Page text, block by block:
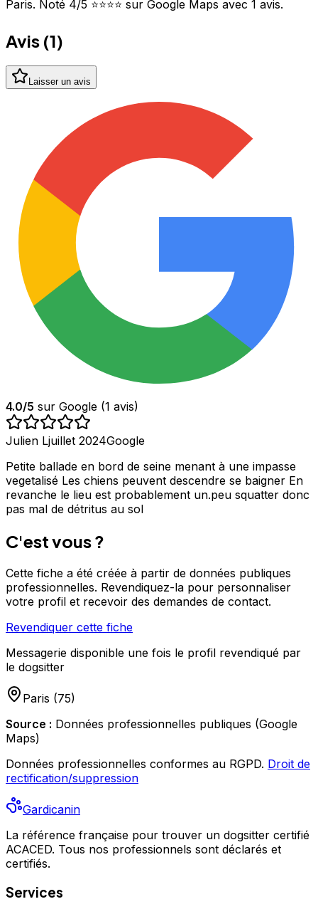
Paris. Noté 4/5 ⭐⭐⭐⭐ sur Google Maps avec 1 avis.
Avis (1)
Laisser un avis
4.0/5 sur Google (1 avis)
Julien Ljuillet 2024Google
Petite ballade en bord de seine menant à une impasse
vegetalisé Les chiens peuvent descendre se baigner En
revanche le lieu est probablement un.peu squatter donc
pas mal de détritus au sol
C'est vous ?
Cette fiche a été créée à partir de données publiques
professionnelles. Revendiquez-la pour personnaliser
votre profil et recevoir des demandes de contact.
Revendiquer cette fiche
Messagerie disponible une fois le profil revendiqué par
le dogsitter
Paris (75)
Source : Données professionnelles publiques (Google
Maps)
Données professionnelles conformes au RGPD. Droit de
rectification/suppression
Gardicanin
La référence française pour trouver un dogsitter certifié
ACACED. Tous nos professionnels sont déclarés et
certifiés.
Services